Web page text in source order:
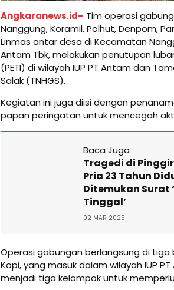
Angkaranews.id– Tim operasi
Nanggung, Koramil, Polhut, Denpom,
Linmas antar desa di Kecamatan
Antam Tbk, melakukan penutupan
(PETI) di wilayah IUP PT Antam dan
Salak (TNHGS).
Kegiatan ini juga diisi dengan
papan peringatan untuk mencegah
Baca Juga
Tragedi di
Pria 23 Tahun
Ditemukan Surat
Tinggal’
02 MAR 2025
Operasi gabungan berlangsung di tiga
Kopi, yang masuk dalam wilayah IUP
menjadi tiga kelompok untuk